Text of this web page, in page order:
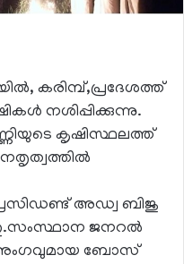
കരിമ്പ്,പ്രദേശത്ത്
നശിപ്പിക്കുന്നു.
കൃഷിസ്ഥലത്ത്
അഡ്വ ബിജു
ജനറൽ
ബോസ്